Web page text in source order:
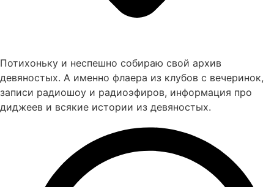
Потихоньку и неспешно собираю свой архив
девяностых. А именно флаера из клубов с вечеринок,
записи радиошоу и радиоэфиров, информация про
диджеев и всякие истории из девяностых.